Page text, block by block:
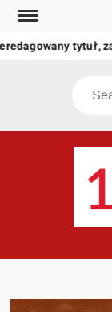
Skip
content
tytuł,